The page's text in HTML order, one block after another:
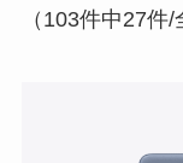
（103件中27件